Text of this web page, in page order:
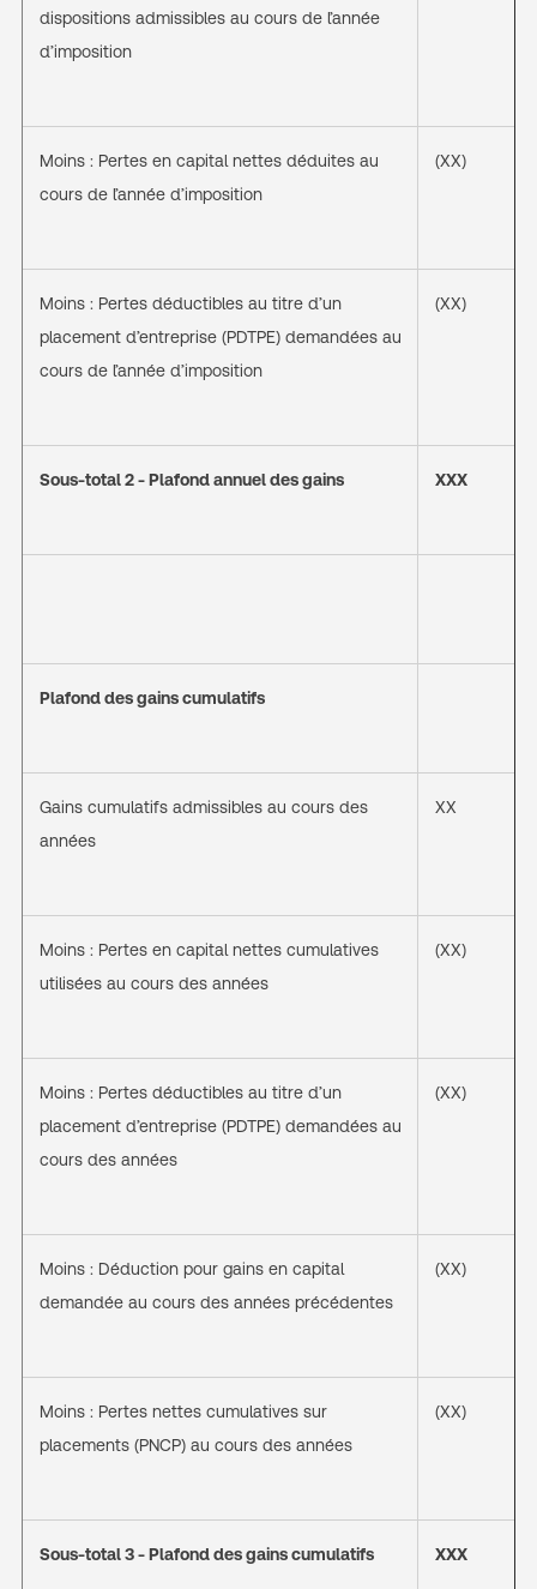
dispositions admissibles au cours de l’année
d’imposition
Moins : Pertes en capital nettes déduites au
cours de l’année d’imposition
(XX)
Moins : Pertes déductibles au titre d’un
placement d’entreprise (PDTPE) demandées au
cours de l’année d’imposition
(XX)
Sous-total 2 - Plafond annuel des gains XXX
Plafond des gains cumulatifs
Gains cumulatifs admissibles au cours des
années
XX
Moins : Pertes en capital nettes cumulatives
utilisées au cours des années
(XX)
Moins : Pertes déductibles au titre d’un
placement d’entreprise (PDTPE) demandées au
cours des années
(XX)
Moins : Déduction pour gains en capital
demandée au cours des années précédentes
(XX)
Moins : Pertes nettes cumulatives sur
placements (PNCP) au cours des années
(XX)
Sous-total 3 - Plafond des gains cumulatifs XXX